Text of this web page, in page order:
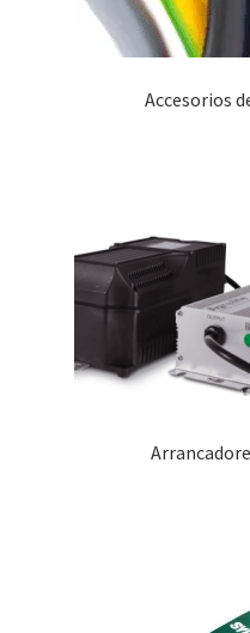
Accesorios